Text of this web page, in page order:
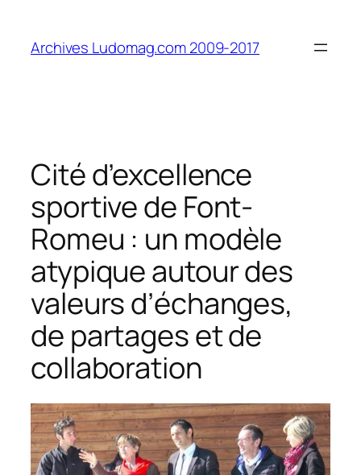
contenu
Archives Ludomag.com 2009-2017
Cité d’excellence
sportive de Font-
Romeu : un modèle
atypique autour des
valeurs d’échanges,
de partages et de
collaboration